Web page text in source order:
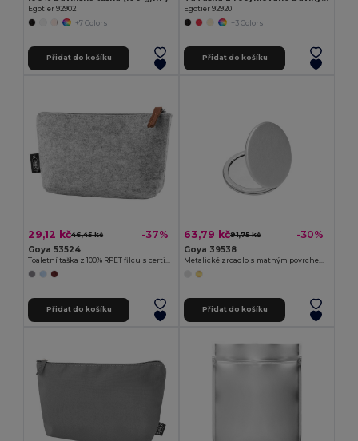
Egotier 92902
+7 Colors
Přidat do košíku
Egotier 92920
+3 Colors
Přidat do košíku
29,12 kč46,45 kč -37%
Goya 53524
Přidat do košíku
63,79 kč91,75 kč -30%
Goya 39538
Přidat do košíku